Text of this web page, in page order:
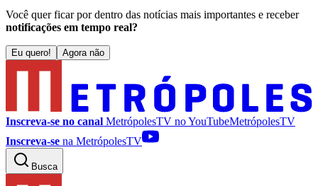
Você quer ficar por dentro das notícias mais importantes e receber
notificações em tempo real?
Eu quero! Agora não
Inscreva-se no canal MetrópolesTV noYouTubeMetrópolesTV
Inscreva-se na MetrópolesTV
Busca